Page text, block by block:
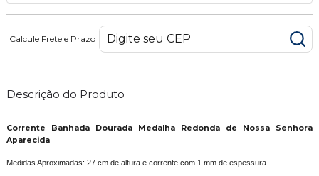
Calcule Frete e Prazo
Descrição do Produto
Corrente Banhada Dourada Medalha Redonda de Nossa Senhora
Aparecida
Medidas Aproximadas: 27 cm de altura e corrente com 1 mm de espessura.